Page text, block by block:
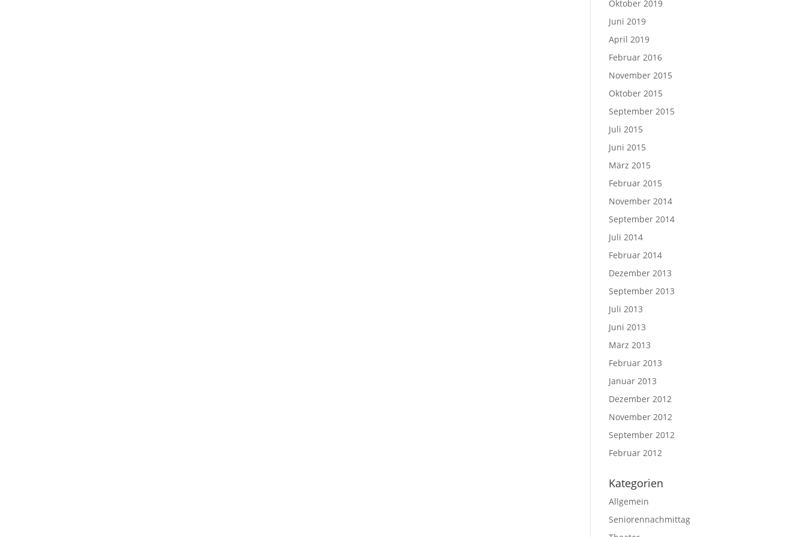
Oktober 2019
Juni 2019
April 2019
Februar 2016
November 2015
Oktober 2015
September 2015
Juli 2015
Juni 2015
März 2015
Februar 2015
November 2014
September 2014
Juli 2014
Februar 2014
Dezember 2013
September 2013
Juli 2013
Juni 2013
März 2013
Februar 2013
Januar 2013
Dezember 2012
November 2012
September 2012
Februar 2012
Kategorien
Allgemein
Seniorennachmittag